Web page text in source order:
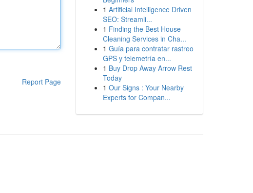
Report Page
1 Artificial Intelligence Driven
SEO: Streamli...
1 Finding the Best House
Cleaning Services in Cha...
1 Guía para contratar rastreo
GPS y telemetría en...
1 Buy Drop Away Arrow Rest
Today
1 Our Signs : Your Nearby
Experts for Compan...